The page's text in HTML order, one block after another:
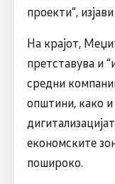
проекти“,
На крајот,
претставува и
средни
општини, како
економските
пошироко.